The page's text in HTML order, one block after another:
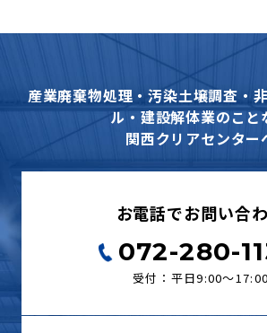
産業廃棄物処理・汚染土壌調査・
ル・建設解体業のこと
関西クリアセンター
お電話でお問い合
072-280-
受付：平日9:00〜17:00